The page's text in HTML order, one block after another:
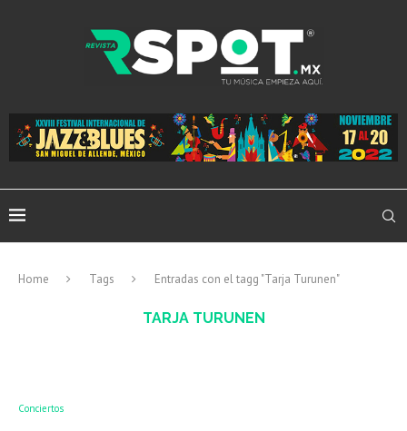
Home Tags Entradas con el tagg "Tarja Turunen"
TARJA TURUNEN
Conciertos